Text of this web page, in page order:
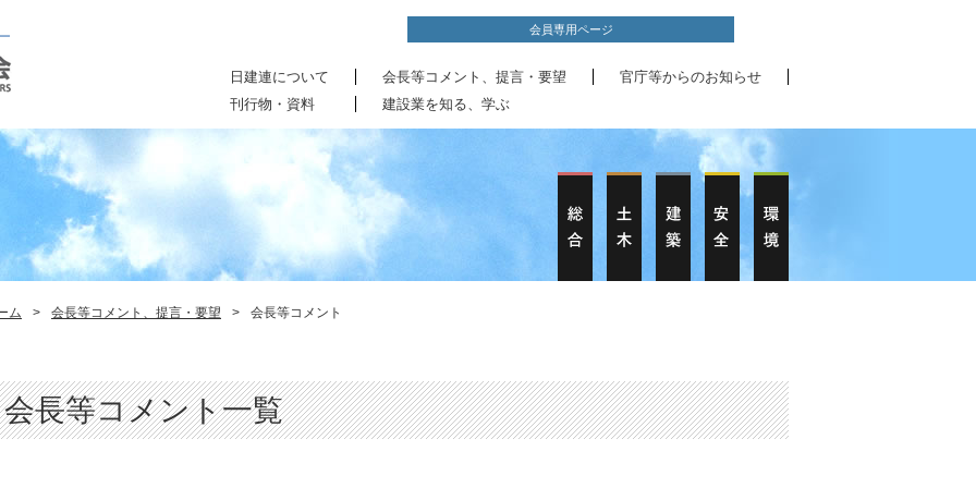
会員専用ページ
日建連について 会長等コメント、提言・要望
官庁等からのお知らせ
刊行物・資料
建設業を知る、学ぶ
ム > 会長等コメント、提言・要望 > 会長等コメント
会長等コメント一覧